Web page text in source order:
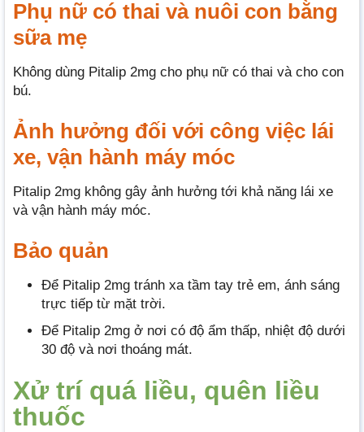
Phụ nữ có thai và nuôi con bằng
sữa mẹ
Không dùng Pitalip 2mg cho phụ nữ có thai và cho con
bú.
Ảnh hưởng đối với công việc lái
xe, vận hành máy móc
Pitalip 2mg không gây ảnh hưởng tới khả năng lái xe
và vận hành máy móc.
Bảo quản
Để Pitalip 2mg tránh xa tầm tay trẻ em, ánh sáng
trực tiếp từ mặt trời.
Để Pitalip 2mg ở nơi có độ ẩm thấp, nhiệt độ dưới
30 độ và nơi thoáng mát.
Xử trí quá liều, quên liều
thuốc